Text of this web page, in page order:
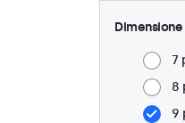
Dimensione
7
8
9